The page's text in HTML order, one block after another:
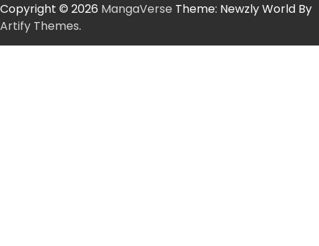
Copyright © 2026 MangaVerse Theme: Newzly World By
Artify Themes.